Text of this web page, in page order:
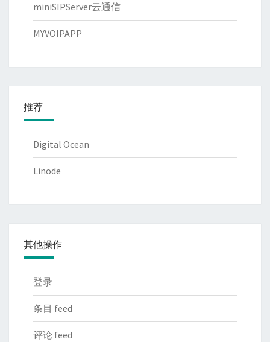
miniSIPServer云通信
MYVOIPAPP
推荐
Digital Ocean
Linode
其他操作
登录
条目 feed
评论 feed